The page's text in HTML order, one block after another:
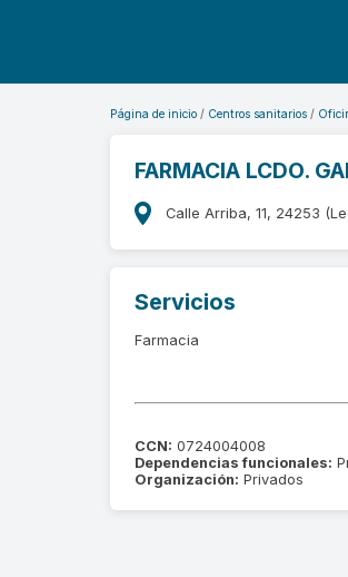
Página de inicio Centros sanitarios
FARMACIA LCDO.
Calle Arriba, 11, 24253
Servicios
Farmacia
CCN: 0724004008
Dependencias funcionales:
Organización: Privados